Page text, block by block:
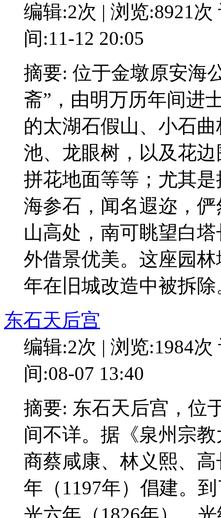
编辑:2次 | 浏览:8921次
间:11-12 20:05
摘要: 位于金墩原安海
斋”，由明万历年间进
的太湖石假山、小石
池、龙眼树，以及花
拼花地面等等；尤其
海参石，闻名遐迩，
山高处，南可眺望白
外借景优美。这座园
年在旧城改造中被拆除
东石天后宫
编辑:2次 | 浏览:1984次
间:08-07 13:40
摘要: 东石天后宫，位
间不详。据《泉州宗
商蔡咸康、林义熙、
年（1197年）倡建。